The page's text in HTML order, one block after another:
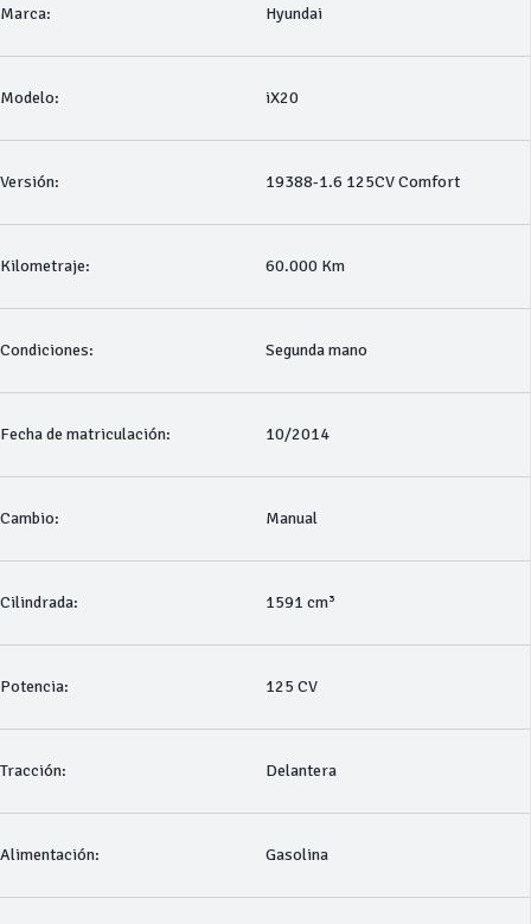
Marca: Hyundai
Modelo: iX20
Versión: 19388-1.6 125CV Comfort
Kilometraje: 60.000 Km
Condiciones: Segunda mano
Fecha de matriculación: 10/2014
Cambio: Manual
Cilindrada: 1591 cm³
Potencia: 125 CV
Tracción: Delantera
Alimentación: Gasolina